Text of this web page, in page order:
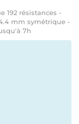
192 résistances -
mm symétrique -
7h